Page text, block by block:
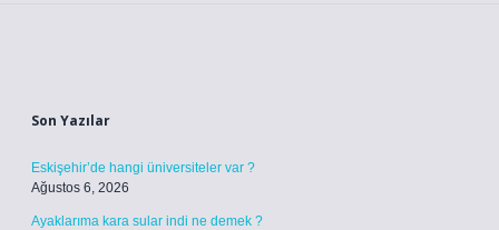
Son Yazılar
Eskişehir’de hangi üniversiteler var ?
Ağustos 6, 2026
Ayaklarıma kara sular indi ne demek ?